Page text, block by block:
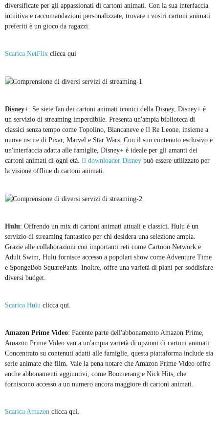
diversificate per gli appassionati di cartoni animati. Con la sua interfaccia
intuitiva e raccomandazioni personalizzate, trovare i vostri cartoni animati
preferiti è un gioco da ragazzi.
Scarica NetFlix clicca qui
Disney+: Se siete fan dei cartoni animati iconici della Disney, Disney+ è
un servizio di streaming imperdibile. Presenta un'ampia biblioteca di
classici senza tempo come Topolino, Biancaneve e Il Re Leone, insieme a
nuove uscite di Pixar, Marvel e Star Wars. Con il suo contenuto esclusivo e
un'interfaccia adatta alle famiglie, Disney+ è ideale per gli amanti dei
cartoni animati di ogni età. Il downloader Disney può essere utilizzato per
la visione offline di cartoni animati.
Hulu: Offrendo un mix di cartoni animati attuali e classici, Hulu è un
servizio di streaming fantastico per chi desidera una selezione ampia.
Grazie alle collaborazioni con importanti reti come Cartoon Network e
Adult Swim, Hulu fornisce accesso a popolari show come Adventure Time
e SpongeBob SquarePants. Inoltre, offre una varietà di piani per soddisfare
diversi budget.
Scarica Hulu clicca qui.
Amazon Prime Video: Facente parte dell'abbonamento Amazon Prime,
Amazon Prime Video vanta un'ampia varietà di opzioni di cartoni animati.
Concentrato su contenuti adatti alle famiglie, questa piattaforma include sia
serie animate che film. Vale la pena notare che Amazon Prime Video offre
anche abbonamenti aggiuntivi, come Boomerang e Nick Hits, che
forniscono accesso a un numero ancora maggiore di cartoni animati.
Scarica Amazon clicca qui.